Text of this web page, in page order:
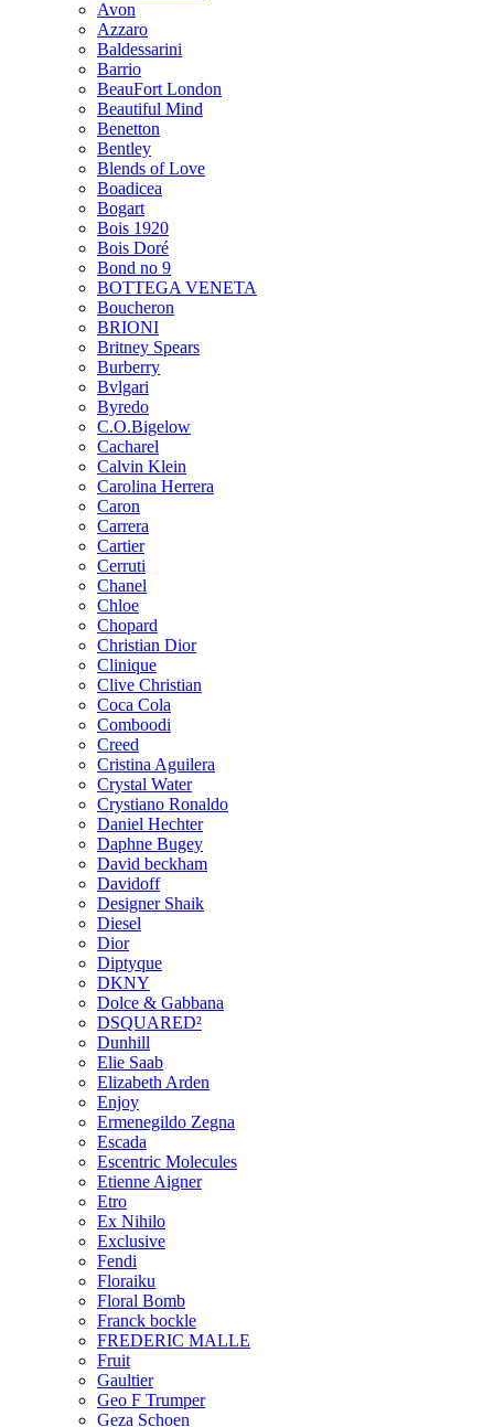
Avon
Azzaro
Baldessarini
Barrio
BeauFort London
Beautiful Mind
Benetton
Bentley
Blends of Love
Boadicea
Bogart
Bois 1920
Bois Doré
Bond no 9
BOTTEGA VENETA
Boucheron
BRIONI
Britney Spears
Burberry
Bvlgari
Byredo
C.O.Bigelow
Cacharel
Calvin Klein
Carolina Herrera
Caron
Carrera
Cartier
Cerruti
Chanel
Chloe
Chopard
Christian Dior
Clinique
Clive Christian
Coca Cola
Comboodi
Creed
Cristina Aguilera
Crystal Water
Crystiano Ronaldo
Daniel Hechter
Daphne Bugey
David beckham
Davidoff
Designer Shaik
Diesel
Dior
Diptyque
DKNY
Dolce & Gabbana
DSQUARED²
Dunhill
Elie Saab
Elizabeth Arden
Enjoy
Ermenegildo Zegna
Escada
Escentric Molecules
Etienne Aigner
Etro
Ex Nihilo
Exclusive
Fendi
Floraiku
Floral Bomb
Franck bockle
FREDERIC MALLE
Fruit
Gaultier
Geo F Trumper
Geza Schoen